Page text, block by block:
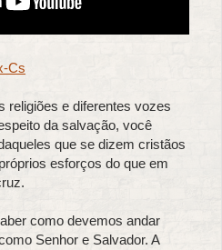
Cs
religiões e diferentes vozes
da salvação, você
que se dizem cristãos
esforços do que em
como devemos andar
Senhor e Salvador. A